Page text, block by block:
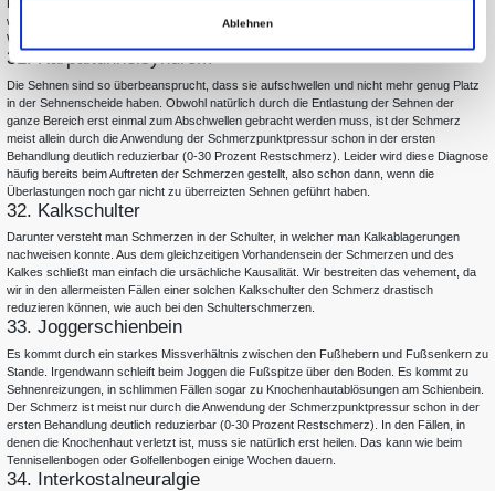
Ablehnen
Rückenschmerzen die Korrektur der massiven Rumpfmuskeln unserer Erfahrung nach
wesentlich wirkungsvoller. Wir gehen weiterhin davon aus, dass eine korrigierte
Wirbelsäule eher einen falschen Biss ausgleichen kann als umgekehrt.
31. Karpaltunnelsyndrom
Die Sehnen sind so überbeansprucht, dass sie aufschwellen und nicht mehr genug Platz
in der Sehnenscheide haben. Obwohl natürlich durch die Entlastung der Sehnen der
ganze Bereich erst einmal zum Abschwellen gebracht werden muss, ist der Schmerz
meist allein durch die Anwendung der Schmerzpunktpressur schon in der ersten
Behandlung deutlich reduzierbar (0-30 Prozent Restschmerz). Leider wird diese Diagnose
häufig bereits beim Auftreten der Schmerzen gestellt, also schon dann, wenn die
Überlastungen noch gar nicht zu überreizten Sehnen geführt haben.
32. Kalkschulter
Darunter versteht man Schmerzen in der Schulter, in welcher man Kalkablagerungen
nachweisen konnte. Aus dem gleichzeitigen Vorhandensein der Schmerzen und des
Kalkes schließt man einfach die ursächliche Kausalität. Wir bestreiten das vehement, da
wir in den allermeisten Fällen einer solchen Kalkschulter den Schmerz drastisch
reduzieren können, wie auch bei den Schulterschmerzen.
33. Joggerschienbein
Es kommt durch ein starkes Missverhältnis zwischen den Fußhebern und Fußsenkern zu
Stande. Irgendwann schleift beim Joggen die Fußspitze über den Boden. Es kommt zu
Sehnenreizungen, in schlimmen Fällen sogar zu Knochenhautablösungen am Schienbein.
Der Schmerz ist meist nur durch die Anwendung der Schmerzpunktpressur schon in der
ersten Behandlung deutlich reduzierbar (0-30 Prozent Restschmerz). In den Fällen, in
denen die Knochenhaut verletzt ist, muss sie natürlich erst heilen. Das kann wie beim
Tennisellenbogen oder Golfellenbogen einige Wochen dauern.
34. Interkostalneuralgie